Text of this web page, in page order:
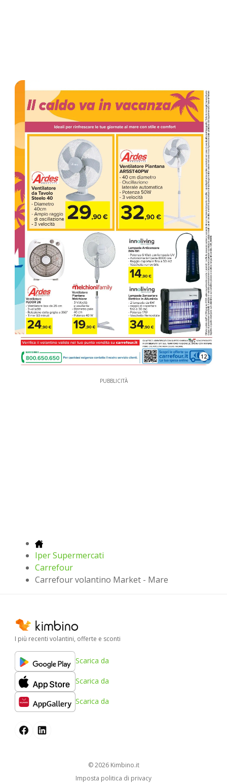
12
PUBBLICITÀ
Iper Supermercati
Carrefour
Carrefour volantino Market - Mare
I più recenti volantini, offerte e sconti
Scarica da
Scarica da
Scarica da
© 2026 kimbino.it
Imposta politica di privacy